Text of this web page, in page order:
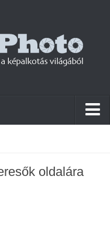
oldalára